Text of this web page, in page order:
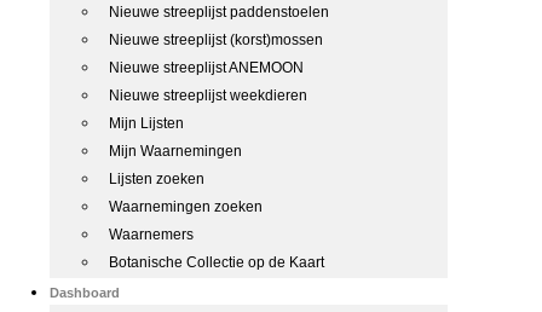
Nieuwe streeplijst paddenstoelen
Nieuwe streeplijst (korst)mossen
Nieuwe streeplijst ANEMOON
Nieuwe streeplijst weekdieren
Mijn Lijsten
Mijn Waarnemingen
Lijsten zoeken
Waarnemingen zoeken
Waarnemers
Botanische Collectie op de Kaart
Dashboard